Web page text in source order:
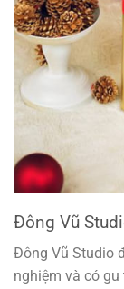
Đông Vũ
Đông Vũ Studio
nghiệm và có